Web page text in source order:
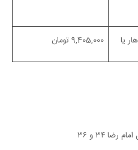
یا
9,405,000 تومان
رضا ۳۴ و ۳۶